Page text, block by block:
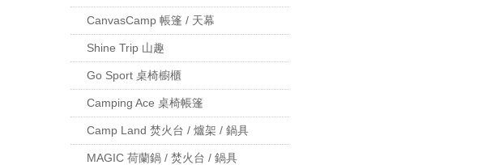
CanvasCamp 帳篷 / 天幕
Shine Trip 山趣
Go Sport 桌椅櫥櫃
Camping Ace 桌椅帳篷
Camp Land 焚火台 / 爐架 / 鍋具
MAGIC 荷蘭鍋 / 焚火台 / 鍋具